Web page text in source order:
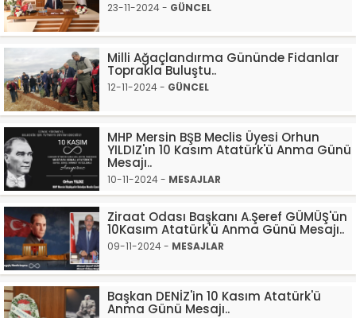
23-11-2024 - GÜNCEL
Milli Ağaçlandırma Gününde Fidanlar
Toprakla Buluştu..
12-11-2024 - GÜNCEL
MHP Mersin BŞB Meclis Üyesi Orhun
YILDIZ'ın 10 Kasım Atatürk'ü Anma Günü
Mesajı..
10-11-2024 - MESAJLAR
Ziraat Odası Başkanı A.Şeref GÜMÜŞ'ün
10Kasım Atatürk'ü Anma Günü Mesajı..
09-11-2024 - MESAJLAR
Başkan DENİZ'in 10 Kasım Atatürk'ü
Anma Günü Mesajı..